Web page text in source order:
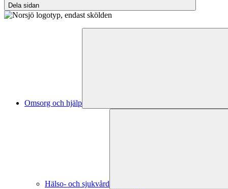
Dela sidan
Omsorg och hjälp
Hälso- och sjukvård